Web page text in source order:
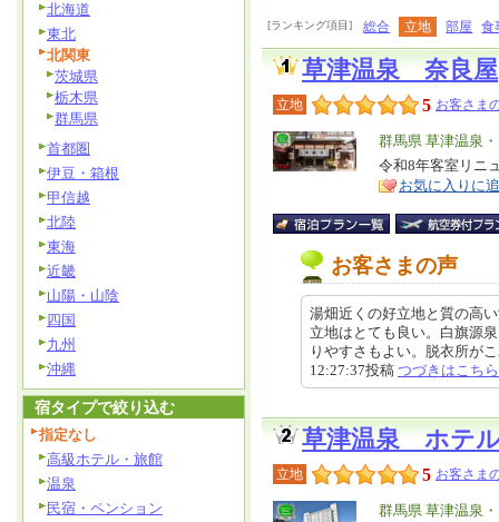
[ランキング項目] 総合 立地 部屋 食
草津温泉 奈良屋
立地 5 お客さま
エ
リ
ア
群馬県 草津温泉
特
徴
令和8年客室リニ
お気に入りに
お客さまの声
湯畑近くの好立地と質の高
立地はとても良い。白旗源
りやすさもよい。脱衣所が
12:27:37投稿 つづきはこちら
草津温泉 ホテ
立地 5 お客さま
エ
群馬県 草津温泉
北海道
東北
北関東
茨城県
栃木県
群馬県
首都圏
伊豆・箱根
甲信越
北陸
東海
近畿
山陽・山陰
四国
九州
沖縄
宿タイプで絞り込む
指定なし
高級ホテル・旅館
温泉
民宿・ペンション